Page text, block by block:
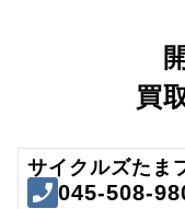
買
サイクルズたま
045-508-